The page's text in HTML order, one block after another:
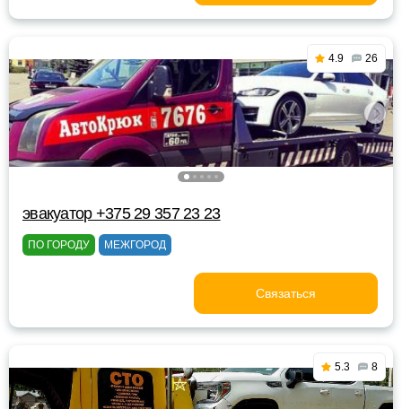
4.9 26
эвакуатор +375 29 357 23 23
ПО ГОРОДУ МЕЖГОРОД
Связаться
5.3 8